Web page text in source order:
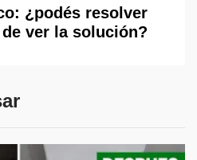
¿podés resolver
ver la solución?